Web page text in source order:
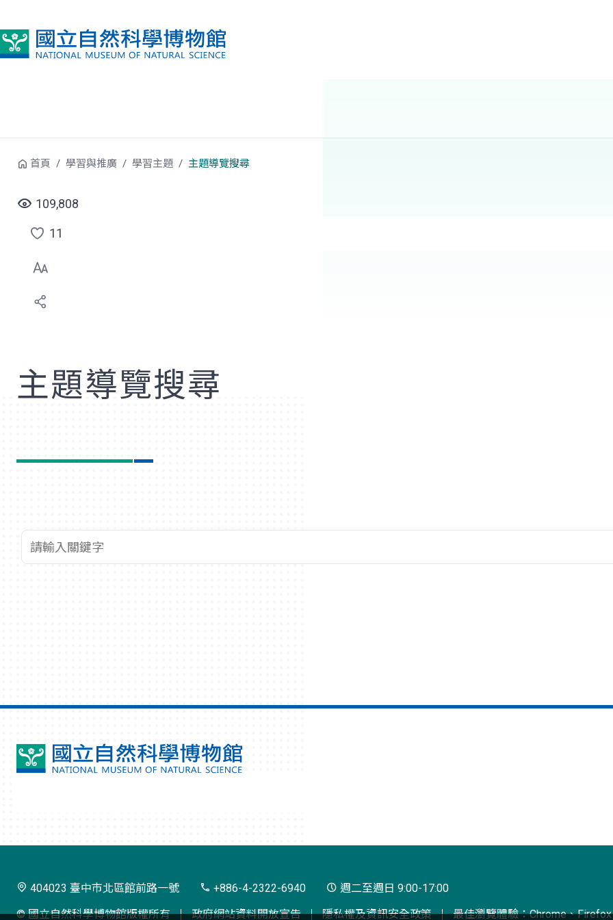
首頁 學習與推廣 學習主題 主題導覽搜尋
109,808
點
選
喜
11
主題導覽搜尋
查詢關鍵字
國
404023 臺中市北區館前路一號 +886-4-2322-6940
週二至週日 9:00-17:00
© 國立自然科學博物館版權所有
政府網站資料開放宣告 隱私權及資訊安全政策 最佳瀏覽體驗：Chrome、